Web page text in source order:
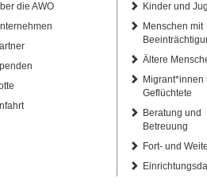
die AWO
Kinder und
Menschen mit
Ältere
Migrant*innen
Geflüchtete
Beratung und
Betreuung
Fort- und